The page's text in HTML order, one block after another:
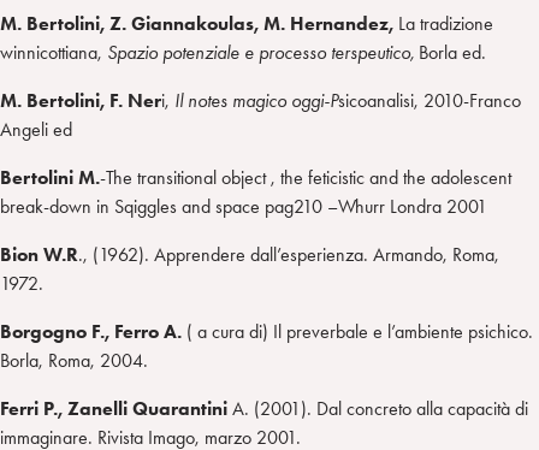
M. Bertolini, Z. Giannakoulas, M. Hernandez, La tradizione
winnicottiana, Spazio potenziale e processo terspeutico, Borla ed.
M. Bertolini, F. Neri, Il notes magico oggi-Psicoanalisi, 2010-Franco
Angeli ed
Bertolini M.-The transitional object , the feticistic and the adolescent
break-down in Sqiggles and space pag210 –Whurr Londra 2001
Bion W.R., (1962). Apprendere dall’esperienza. Armando, Roma,
1972.
Borgogno F., Ferro A. ( a cura di) Il preverbale e l’ambiente psichico.
Borla, Roma, 2004.
Ferri P., Zanelli Quarantini A. (2001). Dal concreto alla capacità di
immaginare. Rivista Imago, marzo 2001.